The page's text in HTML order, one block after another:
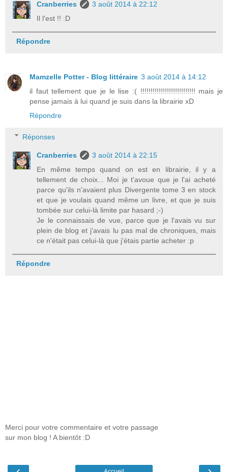
Cranberries
3 août 2014 à 22:12
Il l'est !! :D
Répondre
Mamzelle Potter - Blog littéraire 3 août 2014 à 14:12
il faut tellement que je le lise :( !!!!!!!!!!!!!!!!!!!!!!!!!!! mais je
pense jamais à lui quand je suis dans la librairie xD
Répondre
Réponses
Cranberries
3 août 2014 à 22:15
En même temps quand on est en librairie, il y a
tellement de choix... Moi je t'avoue que je l'ai acheté
parce qu'ils n'avaient plus Divergente tome 3 en stock
et que je voulais quand même un livre, et que je suis
tombée sur celui-là limite par hasard ;-)
Je le connaissais de vue, parce que je l'avais vu sur
plein de blog et j'avais lu pas mal de chroniques, mais
ce n'était pas celui-là que j'étais partie acheter :p
Répondre
Merci pour votre commentaire et votre passage
sur mon blog ! A bientôt :D